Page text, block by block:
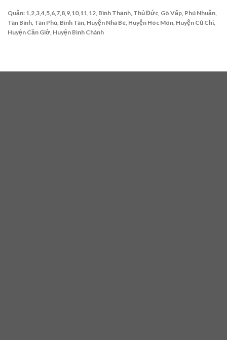
Quận: 1,2,3,4,5,6,7,8,9,10,11,12 Bình Thạnh, Thủ Đức, Gò Vấp, Phú Nhuận,
Tân Bình, Tân Phú, Bình Tân, Huyện Nhà Bè, Huyện Hóc Môn, Huyện Củ Chi,
Huyện Cần Giờ, Huyện Bình Chánh